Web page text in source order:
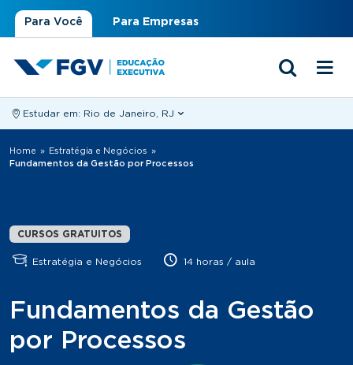
Para Você Para Empresas
Estudar em: Rio de Janeiro, RJ
Você está aqui
Home » Estratégia e Negócios
»
Fundamentos da Gestão por Processos
CURSOS GRATUITOS
Estratégia e Negócios 14 horas / aula
Fundamentos da Gestão
por Processos